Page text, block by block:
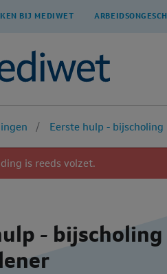
BIJ MEDIWET
Eerste hulp -
is reeds volzet.
- bijscholing